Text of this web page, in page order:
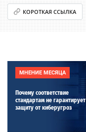
КОРОТКАЯ ССЫЛКА
МНЕНИЕ МЕСЯЦА
Почему соответствие
стандартам не гарантирует
защиту от киберугроз